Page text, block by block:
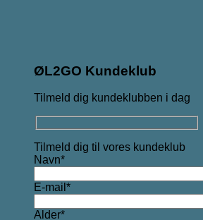
ØL2GO Kundeklub
Tilmeld dig kundeklubben i dag
Tilmeld dig til vores kundeklub
Navn*
E-mail*
Alder*